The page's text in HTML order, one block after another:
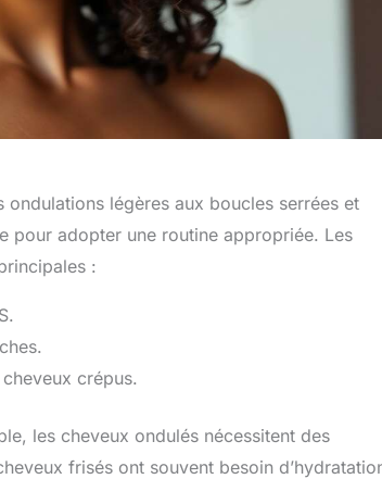
légères aux boucles serrées et
pour adopter une routine appropriée. Les
:
crépus.
les cheveux ondulés nécessitent des
frisés ont souvent besoin